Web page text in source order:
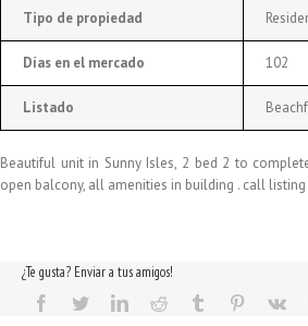
Tipo de propiedad
Días en el mercado 102
Listado
Beautiful unit in Sunny Isles, 2 bed 2 to
open balcony, all amenities in building . call
¿Te gusta? Enviar a tus amigos!